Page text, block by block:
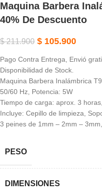
Maquina Barbera
40% De Descuento
$211.900 $ 105.900
Pago Contra Entrega, Envió
Disponibilidad de Stock.
Maquina Barbera Inalámbrica
50/60 Hz, Potencia: 5W
Tiempo de carga: aprox. 3
Incluye: Cepillo de limpieza,
3 peines de 1mm – 2mm –
PESO
DIMENSIONES